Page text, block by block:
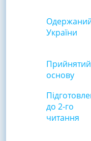
України
основу
до 2-го
читання